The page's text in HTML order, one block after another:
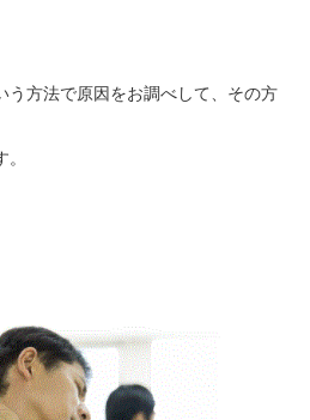
う方法で原因をお調べして、その方